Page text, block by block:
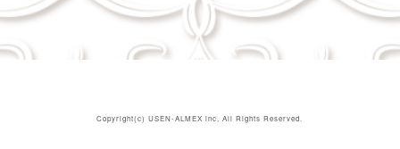
Copyright(c)USEN-ALMEX inc, All Rights Reserved.